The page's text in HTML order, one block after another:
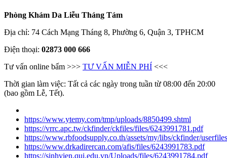
Phòng Khám Da Liễu Tháng Tám
Địa chỉ: 74 Cách Mạng Tháng 8, Phường 6, Quận 3, TPHCM
Điện thoại: 02873 000 666
Tư vấn online bấm >>> TƯ VẤN MIỄN PHÍ <<<
Thời gian làm việc: Tất cả các ngày trong tuần từ 08:00 đến 20:00
(bao gồm Lễ, Tết).
https://www.ytemy.com/tmp/uploads/8850499.shtml
https://vrrc.apc.tw/ckfinder/ckfiles/files/6243991781.pdf
https://www.rbfoodsupply.co.th/assets/my/libs/ckfinder/
https://www.drkadirercan.com/afis/files/6243991783.pdf
https://sinhvien.qui.edu.vn/Uploads/files/6243991784.pdf